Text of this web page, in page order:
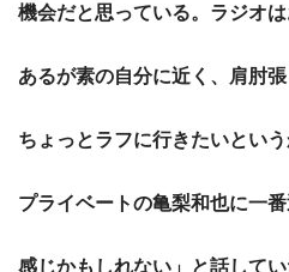
機会だと思っている。ラジオ
あるが素の自分に近く、肩肘
ちょっとラフに行きたいという
プライベートの亀梨和也に一
感じかもしれない」と話してい